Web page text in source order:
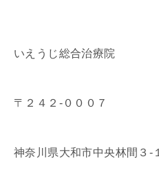
いえうじ総合治療院
〒２４２-０００７
神奈川県大和市中央林間３-